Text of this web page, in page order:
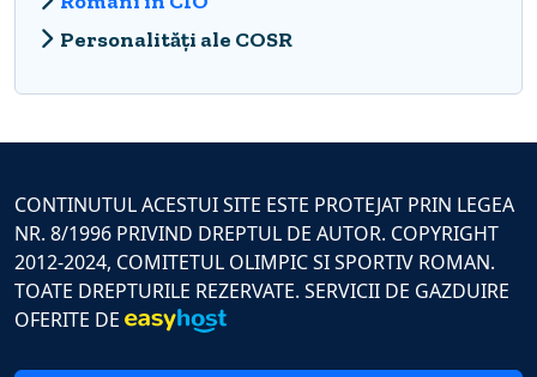
Personalități ale COSR
CONTINUTUL ACESTUI SITE ESTE PROTEJAT PRIN LEGEA
NR. 8/1996 PRIVIND DREPTUL DE AUTOR. COPYRIGHT
2012-2024, COMITETUL OLIMPIC SI SPORTIV ROMAN.
TOATE DREPTURILE REZERVATE. SERVICII DE GAZDUIRE
OFERITE DE